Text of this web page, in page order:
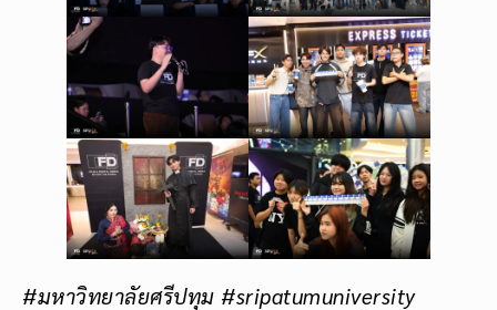
#มหาวิทยาลัยศรีปทุม #sripatumuniversity